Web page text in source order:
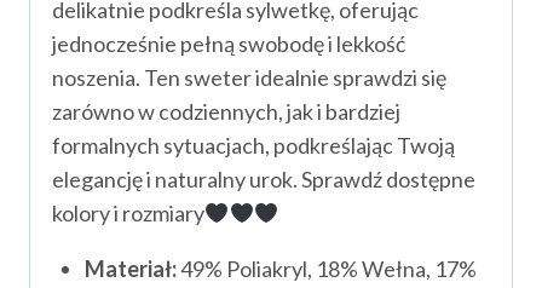
delikatnie podkreśla sylwetkę, oferując
jednocześnie pełną swobodę i lekkość
noszenia. Ten sweter idealnie sprawdzi się
zarówno w codziennych, jak i bardziej
formalnych sytuacjach, podkreślając Twoją
elegancję i naturalny urok. Sprawdź dostępne
kolory i rozmiary
Materiał:49% Poliakryl, 18% Wełna, 17%